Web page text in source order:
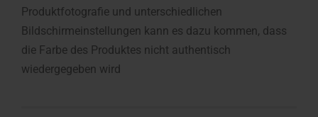
Produktfotografie und unterschiedlichen
Bildschirmeinstellungen kann es dazu kommen, dass
die Farbe des Produktes nicht authentisch
wiedergegeben wird